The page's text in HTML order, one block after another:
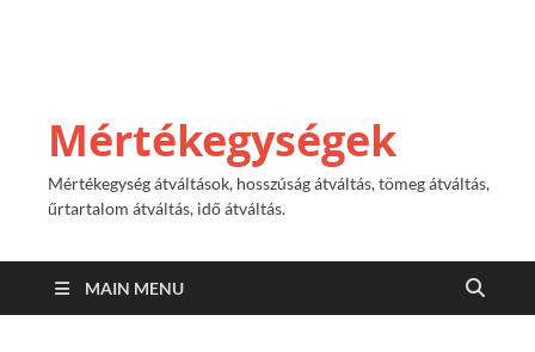
Mértékegységek
Mértékegység átváltások, hosszúság átváltás, tömeg átváltás,
űrtartalom átváltás, idő átváltás.
MAIN MENU